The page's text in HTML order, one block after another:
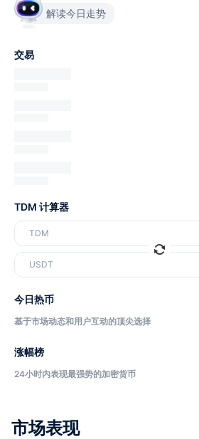
市场表现
解读今日走势
交易
TDM 计算器
TDM
USDT
今日热币
基于市场动态和用户互动的顶尖选择
涨幅榜
24小时内表现最强势的加密货币